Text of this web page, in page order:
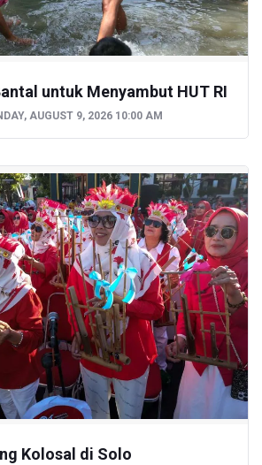
untuk Menyambut HUT RI
AUGUST 9, 2026 10:00 AM
Kolosal di Solo